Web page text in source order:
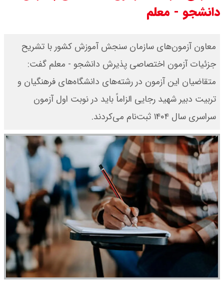
درصد افزایش می دهند
رهبر انقلاب با مسعود پزشکیان دیدار
کرد / درباره مشکلات کشور و تعامل
دانشجو - معلم
معاون آزمون‌های سازمان سنجش آموزش کشور با تشریح
جزئیات آزمون اختصاصی پذیرش دانشجو - معلم گفت:
متقاضیان این آزمون در رشته‌های دانشگاه‌های فرهنگیان و
تربیت دبیر شهید رجایی الزاماً باید در نوبت اول آزمون
سراسری سال ۱۴۰۴ ثبت‌نام می‌کردند.